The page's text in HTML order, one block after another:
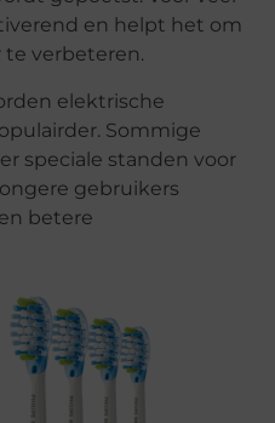
en helpt het om
verbeteren.
elektrische
Sommige
speciale standen voor
gebruikers
betere